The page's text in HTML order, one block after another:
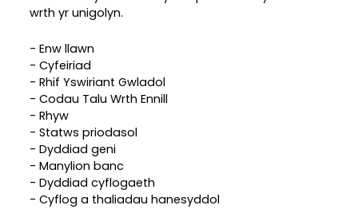
wrth yr unigolyn.
- Enw llawn
- Cyfeiriad
- Rhif Yswiriant Gwladol
- Codau Talu Wrth Ennill
- Rhyw
- Statws priodasol
- Dyddiad geni
- Manylion banc
- Dyddiad cyflogaeth
- Cyflog a thaliadau hanesyddol